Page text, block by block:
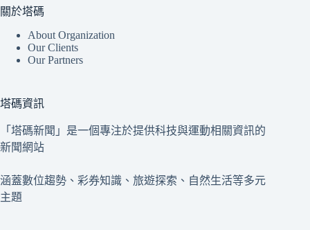
關於塔碼
About Organization
Our Clients
Our Partners
塔碼資訊
「塔碼新聞」是一個專注於提供科技與運動相關資訊的
新聞網站
涵蓋數位趨勢、彩券知識、旅遊探索、自然生活等多元
主題